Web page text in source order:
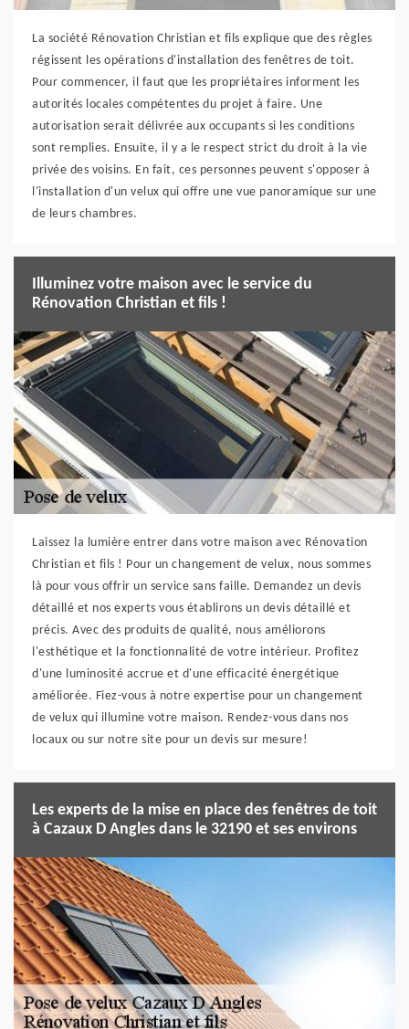
La société Rénovation Christian et fils explique que des règles
régissent les opérations d'installation des fenêtres de toit.
Pour commencer, il faut que les propriétaires informent les
autorités locales compétentes du projet à faire. Une
autorisation serait délivrée aux occupants si les conditions
sont remplies. Ensuite, il y a le respect strict du droit à la vie
privée des voisins. En fait, ces personnes peuvent s'opposer à
l'installation d'un velux qui offre une vue panoramique sur une
de leurs chambres.
Illuminez votre maison avec le service du
Rénovation Christian et fils !
Laissez la lumière entrer dans votre maison avec Rénovation
Christian et fils ! Pour un changement de velux, nous sommes
là pour vous offrir un service sans faille. Demandez un devis
détaillé et nos experts vous établirons un devis détaillé et
précis. Avec des produits de qualité, nous améliorons
l'esthétique et la fonctionnalité de votre intérieur. Profitez
d'une luminosité accrue et d'une efficacité énergétique
améliorée. Fiez-vous à notre expertise pour un changement
de velux qui illumine votre maison. Rendez-vous dans nos
locaux ou sur notre site pour un devis sur mesure!
Les experts de la mise en place des fenêtres de toit
à Cazaux D Angles dans le 32190 et ses environs